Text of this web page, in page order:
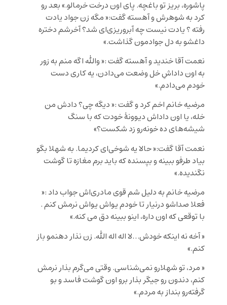
پاشوره، بریز تو باغچه. پای اون درخت خرمالو.» بعد رو
کرد به شوهرش و آهسته گفت:« مگه زن جواد یادت
رفته ؟ یادت نیست چه آبروریزی‌ای شد؟ آخرشم دختره
داغشو به دل جوادمون گذاشت.»
نعمت آقا خندید و آهسته گفت :« والله اگه منم به زور
به اون داداشِ خل وضعت می‌دادن، یه کاری دست
خودم می‌دادم.»
مرضیه خانم اخم کرد و گفت :« دیگه چی؟ دادش من
خله، یا اون داداش دیوونۀ خودت که با سنگ
شیشه‌های ده خونه‌رو زد شکست؟»
نعمت آقا گفت:« حالا یه شوخی‌ای کردیما. به شهلا بگو
بیاد طرفو ببینه و بپسنده که باید برم مغازه تا گوشت
نگندیده.»
مرضیه خانم به دلیل شم قوی مادری‌اش جواب داد :«
فعلا صداشو درنیار تا خودم یواش یواش نرمش کنم .
با توقعی که اون داره، اینو ببینه دق می کنه.»
« آخه نه اینکه خودش…لا اله اله الله. زن نذار دهنمو باز
کنم.»
« مرد، تو شهلارو نمی‌شناسی. وقتی می‌گرم بذار نرمش
کنم، دندون رو جیگر بذار برو اون گوشت فاسد و بو
گرفته‌رو بنداز به مردم.»